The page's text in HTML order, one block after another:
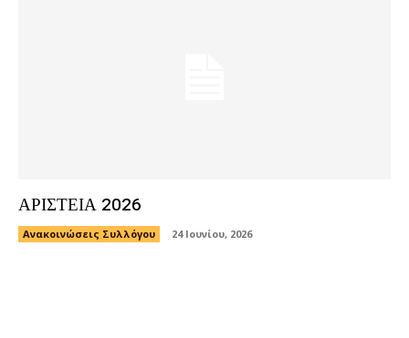
ΑΡΙΣΤΕΙΑ 2026
Ανακοινώσεις Συλλόγου 24 Ιουνίου, 2026